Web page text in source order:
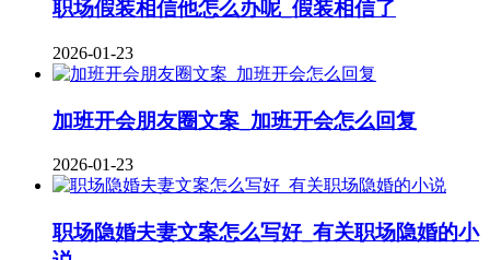
职场假装相信他怎么办呢_假装相信了
2026-01-23
加班开会朋友圈文案_加班开会怎么回复
2026-01-23
职场隐婚夫妻文案怎么写好_有关职场隐婚的小